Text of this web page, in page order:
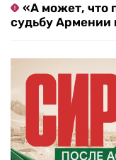
«А может, что
судьбу Армении